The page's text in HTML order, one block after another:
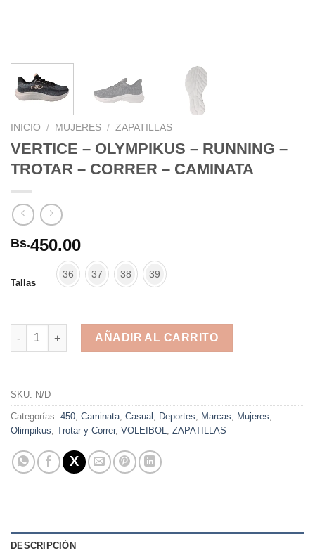
INICIO / MUJERES / ZAPATILLAS
VERTICE – OLYMPIKUS – RUNNING –
TROTAR – CORRER – CAMINATA
Bs.450.00
Tallas
36 37 38 39
VERTICE - OLYMPIKUS - RUNNING - TROTAR - CORRER -
AÑADIR AL CARRITO
SKU: N/D
Categorías: 450, Caminata, Casual , Deportes, Marcas, Mujeres,
Olimpikus, Trotar y Correr, VOLEIBOL, ZAPATILLAS
DESCRIPCIÓN